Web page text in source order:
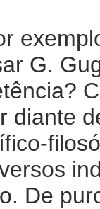
G.
diante
De